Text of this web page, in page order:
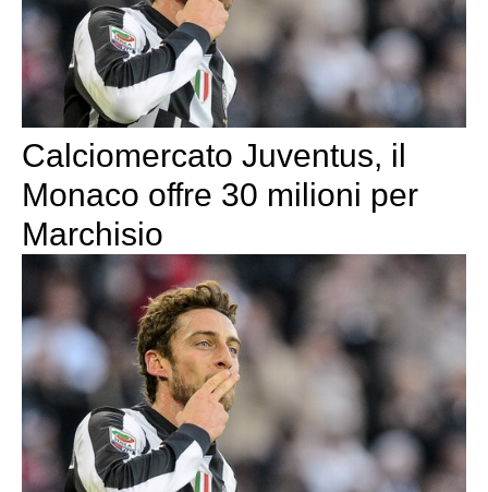
Calciomercato Juventus, il
Monaco offre 30 milioni per
Marchisio